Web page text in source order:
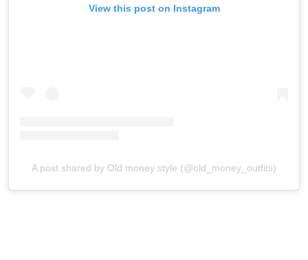
View this post on Instagram
A post shared by Old money style (@old_money_outfits)